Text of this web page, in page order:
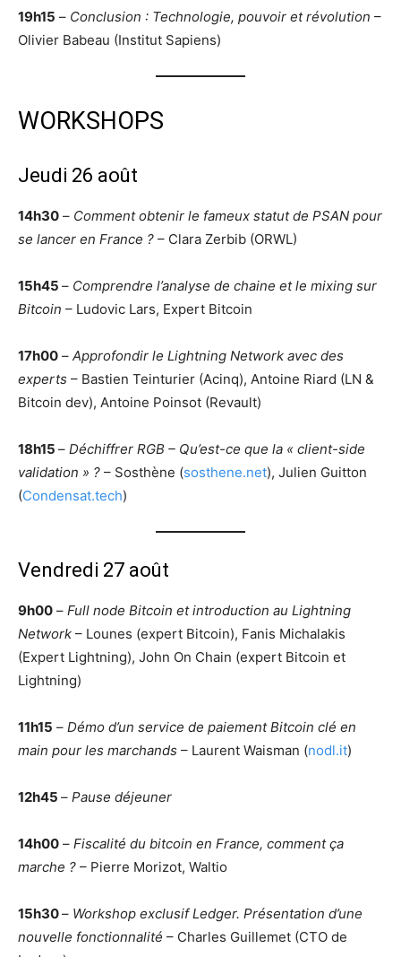
19h15 – Conclusion : Technologie, pouvoir et révolution –
Olivier Babeau (Institut Sapiens)
WORKSHOPS
Jeudi 26 août
14h30 – Comment obtenir le fameux statut de PSAN pour
se lancer en France ? – Clara Zerbib (ORWL)
15h45 – Comprendre l’analyse de chaine et le mixing sur
Bitcoin – Ludovic Lars, Expert Bitcoin
17h00 – Approfondir le Lightning Network avec des
experts – Bastien Teinturier (Acinq), Antoine Riard (LN &
Bitcoin dev), Antoine Poinsot (Revault)
18h15 – Déchiffrer RGB – Qu’est-ce que la « client-side
validation » ? – Sosthène (sosthene.net), Julien Guitton
(Condensat.tech)
Vendredi 27 août
9h00 – Full node Bitcoin et introduction au Lightning
Network – Lounes (expert Bitcoin), Fanis Michalakis
(Expert Lightning), John On Chain (expert Bitcoin et
Lightning)
11h15 – Démo d’un service de paiement Bitcoin clé en
main pour les marchands – Laurent Waisman (nodl.it)
12h45 – Pause déjeuner
14h00 – Fiscalité du bitcoin en France, comment ça
marche ? – Pierre Morizot, Waltio
15h30– Workshop exclusif Ledger. Présentation d’une
nouvelle fonctionnalité – Charles Guillemet (CTO de